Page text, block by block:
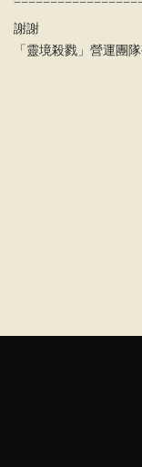
謝謝
「靈境殺戮」營運團